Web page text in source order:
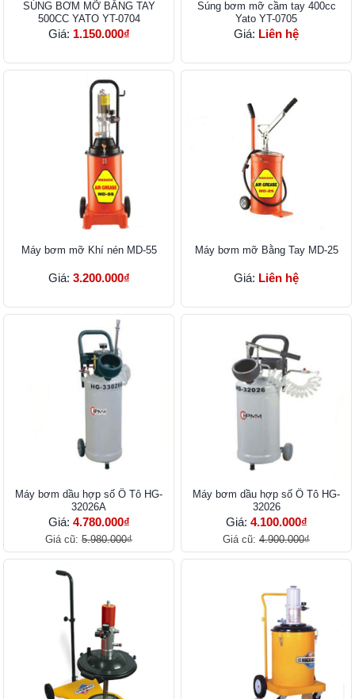
SÚNG BƠM MỠ BẰNG TAY
500CC YATO YT-0704
Giá: 1.150.000₫
Súng bơm mỡ cầm tay 400cc
Yato YT-0705
Giá: Liên hệ
Máy bơm mỡ Khí nén MD-55
Giá: 3.200.000₫
Máy bơm mỡ Bằng Tay MD-25
Giá: Liên hệ
Máy bơm dầu hợp số Ô Tô HG-
32026A
Giá: 4.780.000₫
Giá cũ: 5.980.000₫
Máy bơm dầu hợp số Ô Tô HG-
32026
Giá: 4.100.000₫
Giá cũ: 4.900.000₫